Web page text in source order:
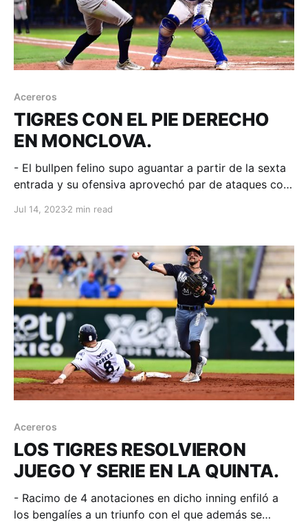
Acereros
TIGRES CON EL PIE DERECHO
EN MONCLOVA.
- El bullpen felino supo aguantar a partir de la sexta
entrada y su ofensiva aprovechó par de ataques con
Coahuila; 14 de julio de 2023. Acereros-
Acereros tenía en posición de anotar la del
Jul 14, 20232 min read
Acereros
LOS TIGRES RESOLVIERON
JUEGO Y SERIE EN LA QUINTA.
- Racimo de 4 anotaciones en dicho inning enfiló a
los bengalíes a un triunfo con el que además se